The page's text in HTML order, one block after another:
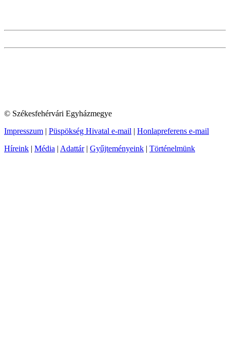
© Székesfehérvári Egyházmegye
Impresszum | Püspökség Hivatal e-mail | Honlapreferens e-mail
Híreink | Média | Adattár| Gyűjteményeink | Történelmünk